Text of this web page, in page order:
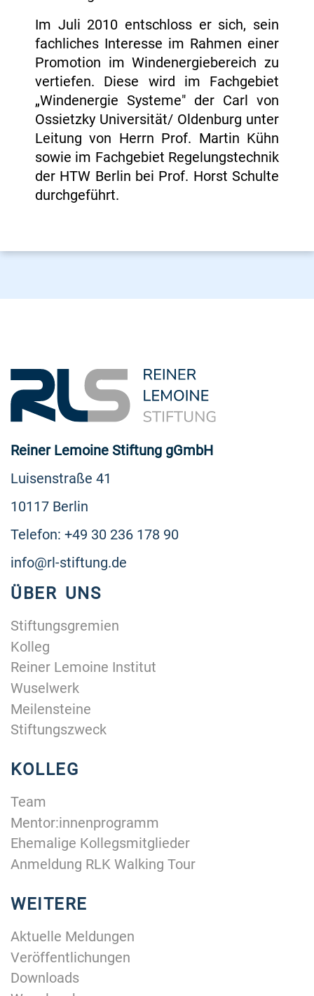
Im Juli 2010 entschloss er sich, sein
fachliches Interesse im Rahmen einer
Promotion im Windenergiebereich zu
vertiefen. Diese wird im Fachgebiet
„Windenergie Systeme" der Carl von
Ossietzky Universität/ Oldenburg unter
Leitung von Herrn Prof. Martin Kühn
sowie im Fachgebiet Regelungstechnik
der HTW Berlin bei Prof. Horst Schulte
durchgeführt.
Reiner Lemoine Stiftung gGmbH
Luisenstraße 41
10117 Berlin
Telefon: +49 30 236 178 90
info@rl-stiftung.de
ÜBER UNS
Stiftungsgremien
Kolleg
Reiner Lemoine Institut
Wuselwerk
Meilensteine
Stiftungszweck
KOLLEG
Team
Mentor:innenprogramm
Ehemalige Kollegsmitglieder
Anmeldung RLK Walking Tour
WEITERE
Aktuelle Meldungen
Veröffentlichungen
Downloads